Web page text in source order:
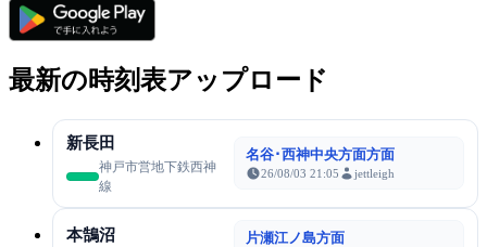
最新の時刻表アップロード
新長田
神戸市営地下鉄西神
線
名谷･西神中央方面方面
26/08/03 21:05 jettleigh
本鵠沼 片瀬江ノ島方面